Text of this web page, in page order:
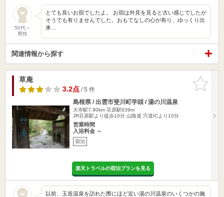
50代～
男性
とても良いお宿でしたよ。 お宿は外見を見ると古い感じでしたが
そうでも有りませんでした。おもてなしの心が有り、ゆっくり出
来…
関連情報から探す
お気に入
りに追加
草庵
3.2点/ 5 件
島根県 / 出雲市斐川町学頭 / 湯の川温泉
大寺駅7.90km 荘原駅639m
JR荘原駅より徒歩10分 山陰道 宍道ICより10分
営業時間
入浴料金 ～
宿泊
楽天トラベルの宿泊プランを見る
以前、玉造温泉を訪れた際にほど近い湯の川温泉のいくつかの施